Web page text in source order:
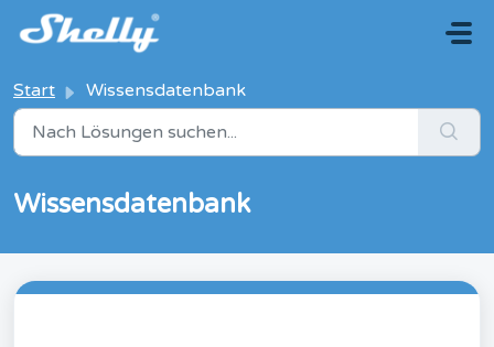
Zum hauptsächlichen Inhalt gehen
Start Wissensdatenbank
Wissensdatenbank